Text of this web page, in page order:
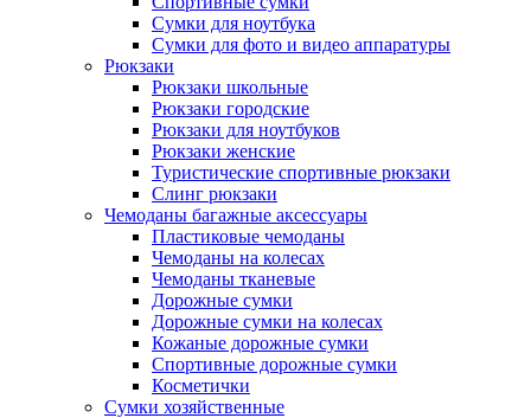
Сумки для ноутбука
Сумки для фото и видео аппаратуры
Рюкзаки
Рюкзаки школьные
Рюкзаки городские
Рюкзаки для ноутбуков
Рюкзаки женские
Туристические спортивные рюкзаки
Слинг рюкзаки
Чемоданы багажные аксессуары
Пластиковые чемоданы
Чемоданы на колесах
Чемоданы тканевые
Дорожные сумки
Дорожные сумки на колесах
Кожаные дорожные сумки
Спортивные дорожные сумки
Косметички
Сумки хозяйственные